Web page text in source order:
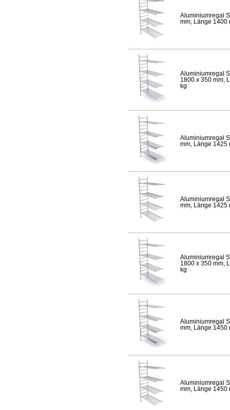
Aluminiumregal
mm, Länge 1400
Aluminiumregal
1800 x 350 mm,
kg
Aluminiumregal
mm, Länge 1425
Aluminiumregal
mm, Länge 1425
Aluminiumregal
1800 x 350 mm,
kg
Aluminiumregal
mm, Länge 1450
Aluminiumregal
mm, Länge 1450